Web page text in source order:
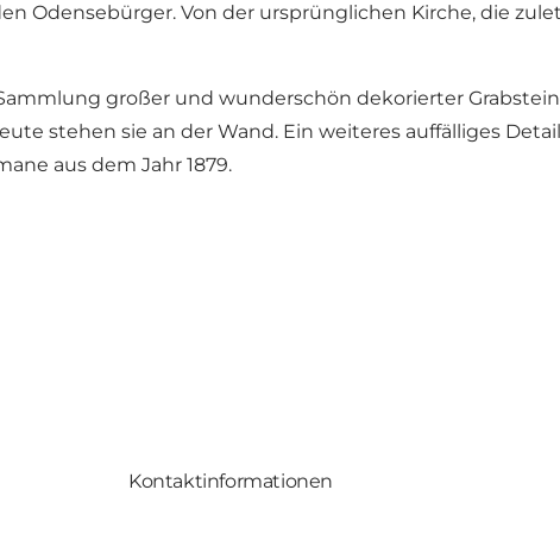
Odensebürger. Von der ursprünglichen Kirche, die
großer und wunderschön dekorierter
stehen sie an der Wand. Ein weiteres auffälliges
aus dem Jahr 1879.
Kontaktinformationen